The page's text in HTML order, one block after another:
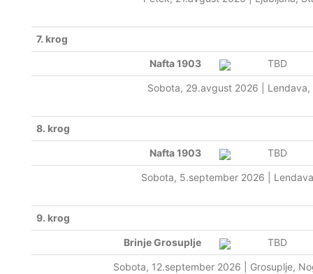
7. krog
Nafta 1903 TBD
Sobota, 29.avgust 2026 |
8. krog
Nafta 1903 TBD
Sobota, 5.september 2026 |
9. krog
Brinje Grosuplje TBD
Sobota, 12.september 2026 | Grosuplje,